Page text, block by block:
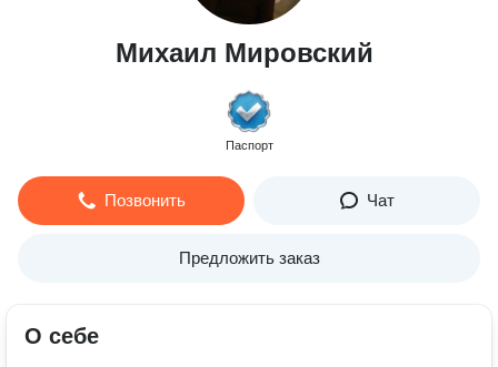
Михаил Мировский
Паспорт
Позвонить Чат
Предложить заказ
О себе